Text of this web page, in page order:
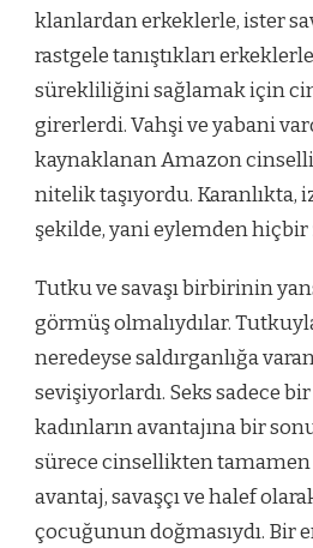
klanlardan erkeklerle, ister
rastgele tanıştıkları
sürekliliğini sağlamak için
girerlerdi. Vahşi ve yabani
kaynaklanan Amazon
nitelik taşıyordu. Karanlıkta,
şekilde, yani eylemden
Tutku ve savaşı birbirinin
görmüş olmalıydılar.
neredeyse saldırganlığa
sevişiyorlardı. Seks sadece bir
kadınların avantajına bir
sürece cinsellikten
avantaj, savaşçı ve halef
çocuğunun doğmasıydı. Bir